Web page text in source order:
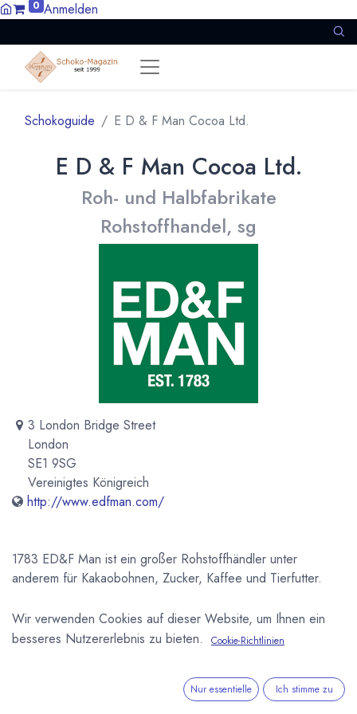
0 Anmelden
Schokoguide E D & F Man Cocoa Ltd.
E D & F Man Cocoa Ltd.
Roh- und Halbfabrikate
Rohstoffhandel, sg
3 London Bridge Street
London
SE1 9SG
Vereinigtes Königreich
http://www.edfman.com/
1783 ED&F Man ist ein großer Rohstoffhändler unter
anderem für Kakaobohnen, Zucker, Kaffee und Tierfutter.
Newsletter
Kostenlose News - 1 Mal pro Monat:
Abonnieren
Datenschutzerklärung &
Wir verwenden Cookies auf dieser Website, um Ihnen ein
besseres Nutzererlebnis zu bieten.
Cookie-Richtlinien
Nur essentielle Ich stimme zu